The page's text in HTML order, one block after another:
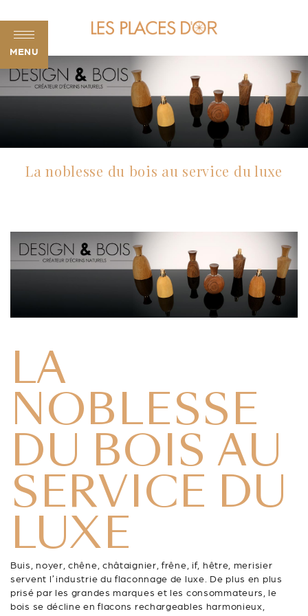
MENU
La noblesse du bois au service du luxe
LA
NOBLESSE
DU BOIS AU
SERVICE DU
LUXE
Buis, noyer, chêne, châtaignier, frêne, if, hêtre, merisier
servent l’industrie du flaconnage de luxe. De plus en plus
prisé par les grandes marques et les consommateurs, le
bois se décline en flacons rechargeables harmonieux,